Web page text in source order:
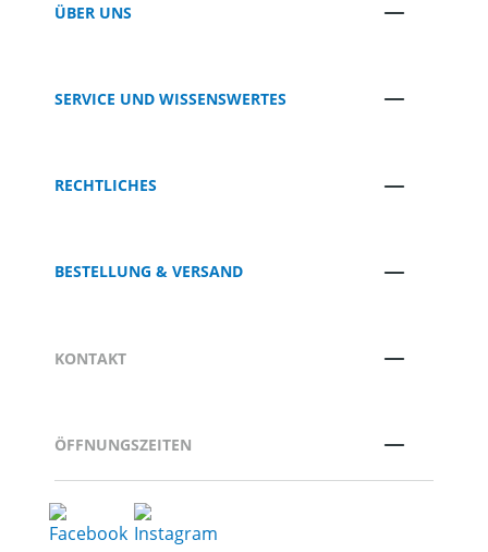
ÜBER UNS
SERVICE UND WISSENSWERTES
RECHTLICHES
BESTELLUNG & VERSAND
KONTAKT
ÖFFNUNGSZEITEN